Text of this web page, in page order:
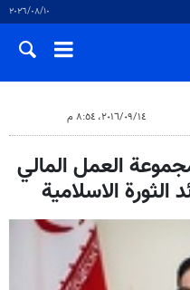
١٠‏/٠٨‏/٢٠٢٦
١٤‏/٠٩‏/٢٠١٦، ٨:٥٤ م
العمل المالي
الاسلامية